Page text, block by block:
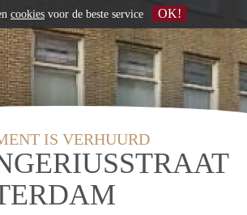
IS VERHUURD
cookies voor de beste service OK!